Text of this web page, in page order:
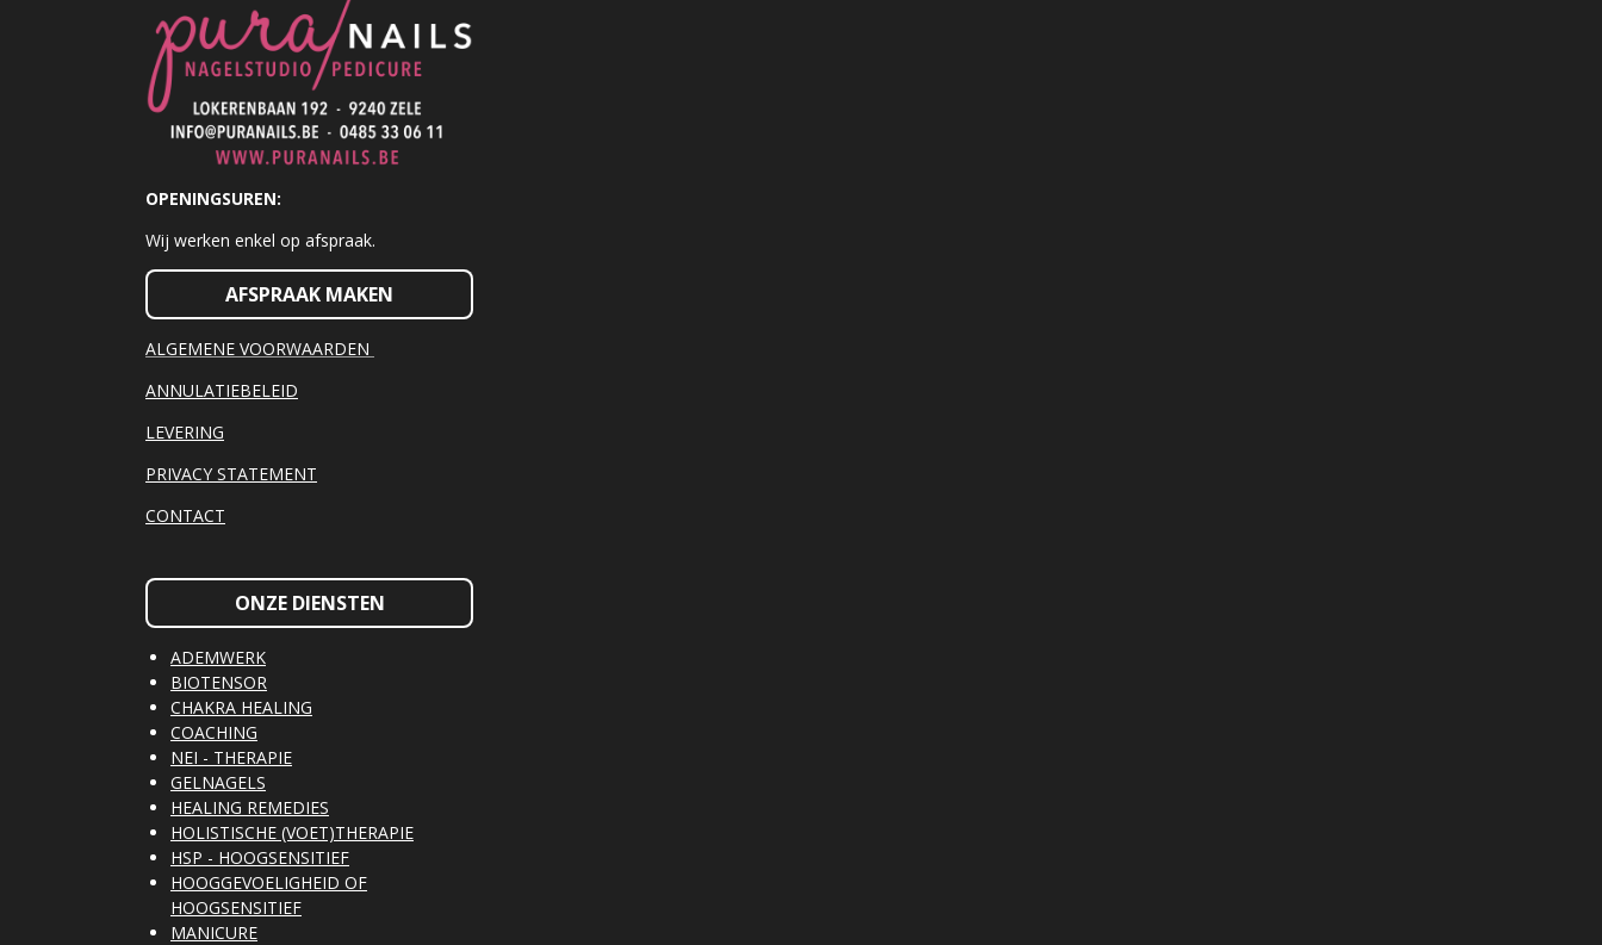
OPENINGSUREN:
Wij werken enkel op afspraak.
AFSPRAAK MAKEN
ALGEMENE VOORWAARDEN
ANNULATIEBELEID
LEVERING
PRIVACY STATEMENT
CONTACT
ONZE DIENSTEN
ADEMWERK
BIOTENSOR
CHAKRA HEALING
COACHING
NEI - THERAPIE
GELNAGELS
HEALING REMEDIES
HOLISTISCHE (VOET)THERAPIE
HSP - HOOGSENSITIEF
HOOGGEVOELIGHEID OF
HOOGSENSITIEF
MANICURE